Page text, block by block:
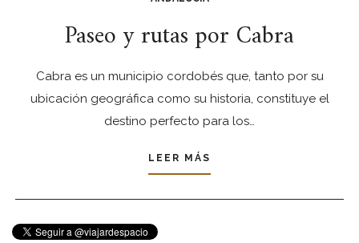
Paseo y rutas por Cabra
Cabra es un municipio cordobés que, tanto por su
ubicación geográfica como su historia, constituye el
destino perfecto para los…
LEER MÁS